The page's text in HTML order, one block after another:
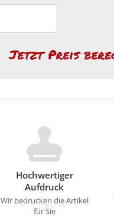
Hochwertiger
Aufdruck
Wir bedrucken die Artikel
für Sie